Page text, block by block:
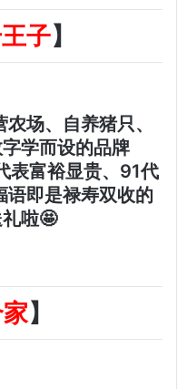
子】
场、自养猪只、
学而设的品牌
表富裕显贵、91代
即是禄寿双收的
啦🤩
】